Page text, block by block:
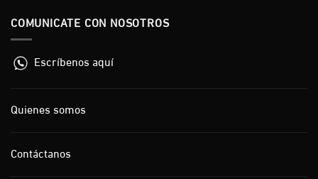
COMUNICATE CON NOSOTROS
Escríbenos aquí
Quienes somos
Contáctanos